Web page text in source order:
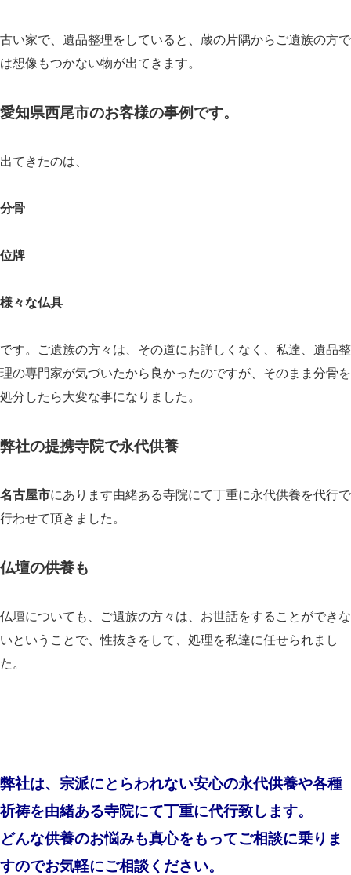
古い家で、遺品整理をしていると、蔵の片隅からご遺族の方で
は想像もつかない物が出てきます。
愛知県西尾市のお客様の事例です。
出てきたのは、
分骨
位牌
様々な仏具
です。ご遺族の方々は、その道にお詳しくなく、私達、遺品整
理の専門家が気づいたから良かったのですが、そのまま分骨を
処分したら大変な事になりました。
弊社の提携寺院で永代供養
名古屋市にあります由緒ある寺院にて丁重に永代供養を代行で
行わせて頂きました。
仏壇の供養も
仏壇についても、ご遺族の方々は、お世話をすることができな
いということで、性抜きをして、処理を私達に任せられまし
た。
弊社は、宗派にとらわれない安心の永代供養や各種
祈祷を由緒ある寺院にて丁重に代行致します。
どんな供養のお悩みも真心をもってご相談に乗りま
すのでお気軽にご相談ください。